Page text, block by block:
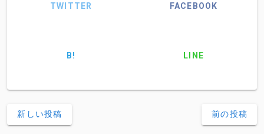
TWITTER FACEBOOK
B! LINE
新しい投稿 前の投稿